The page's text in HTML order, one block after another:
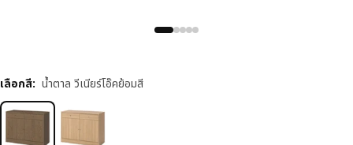
เลือกสี: น้ำตาล วีเนียร์โอ๊คย้อมสี